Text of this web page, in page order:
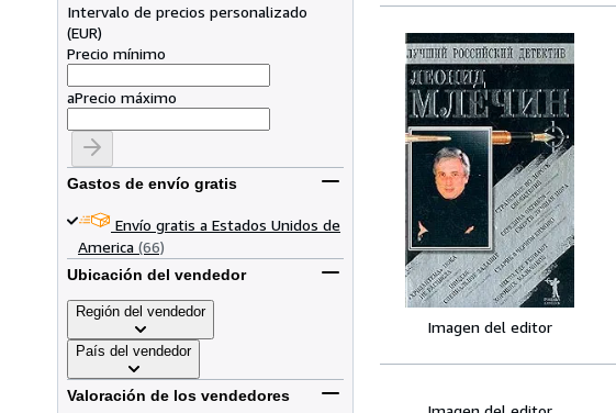
Intervalo de precios personalizado
(EUR)
Precio mínimo
aPrecio máximo
Gastos de envío gratis
Envío gratis a Estados Unidos de
America (66)
Ubicación del vendedor
Región del vendedor
País del vendedor
Valoración de los vendedores
Imagen del editor